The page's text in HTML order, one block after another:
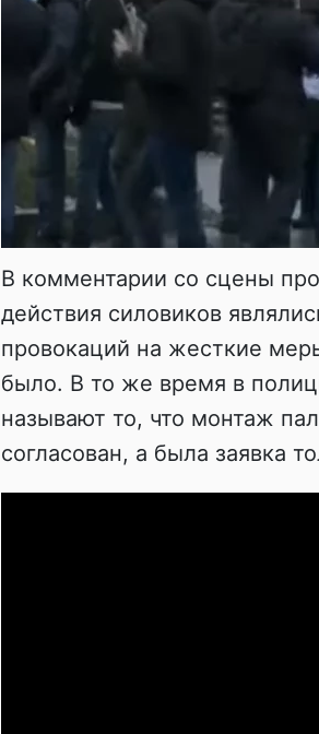
В комментарии со сцены
действия силовиков
провокаций на жесткие
было. В то же время в
называют то, что монтаж
согласован, а была заявка